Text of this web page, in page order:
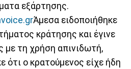
εξάρτησης.
Άμεσα ειδοποιήθηκε
κράτησης και έγινε
με τη χρήση απινιδωτή,
ο κρατούμενος είχε ήδη